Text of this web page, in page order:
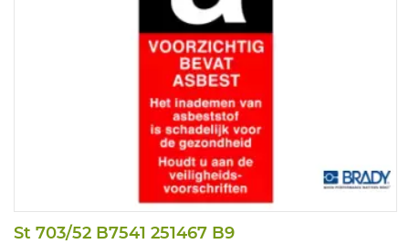
St 703/52 B7541 251467 B9